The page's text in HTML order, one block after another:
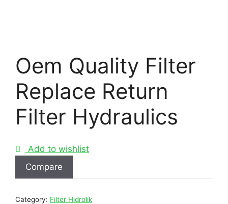
Oem Quality Filter
Replace Return
Filter Hydraulics
Add to wishlist
Compare
Category: Filter Hidrolik